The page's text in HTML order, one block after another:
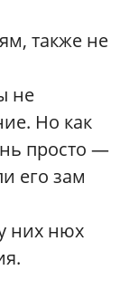
также не
не
Но как
просто —
его зам
них нюх